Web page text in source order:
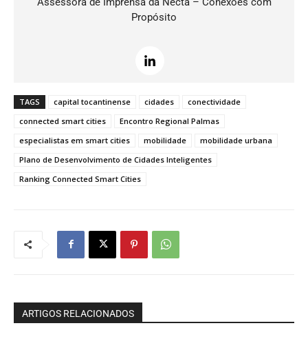
Propósito
TAGS capital tocantinense cidades
conectividade
connected smart cities
Encontro Regional Palmas
especialistas em smart cities
mobilidade
mobilidade urbana
Plano de Desenvolvimento de Cidades Inteligentes
Ranking Connected Smart Cities
ARTIGOS RELACIONADOS